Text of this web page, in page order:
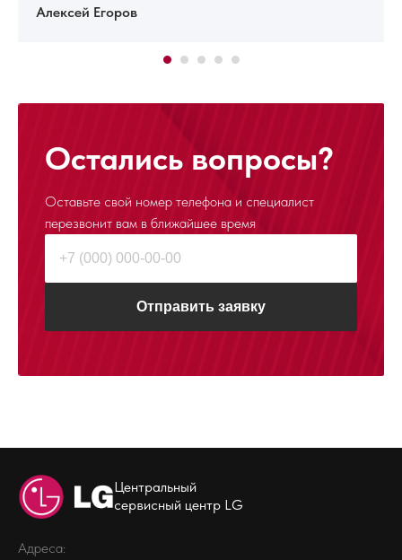
Алексей Егоров
Остались вопросы?
Оставьте свой номер телефона и специалист
перезвонит вам в ближайшее время
Отправить заявку
Центральный
сервисный центр LG
Адреса: